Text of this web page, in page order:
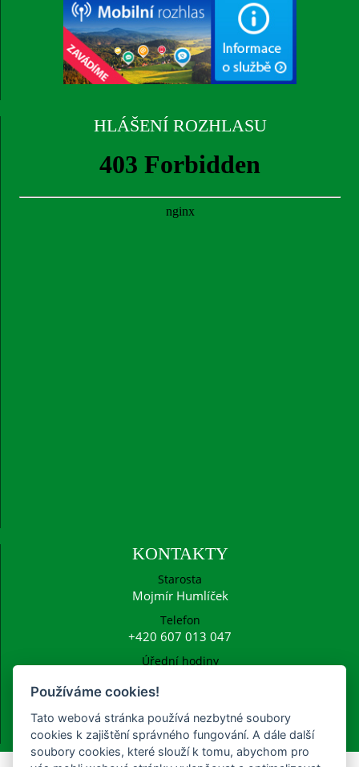
HLÁŠENÍ ROZHLASU
KONTAKTY
Starosta
Mojmír Humlíček
Telefon
+420 607 013 047
Úřední hodiny
ucetni@frysava.cz
starosta@frysava.cz
Používáme cookies!
Tato webová stránka používá nezbytné soubory
cookies k zajištění správného fungování. A dále další
soubory cookies, které slouží k tomu, abychom pro